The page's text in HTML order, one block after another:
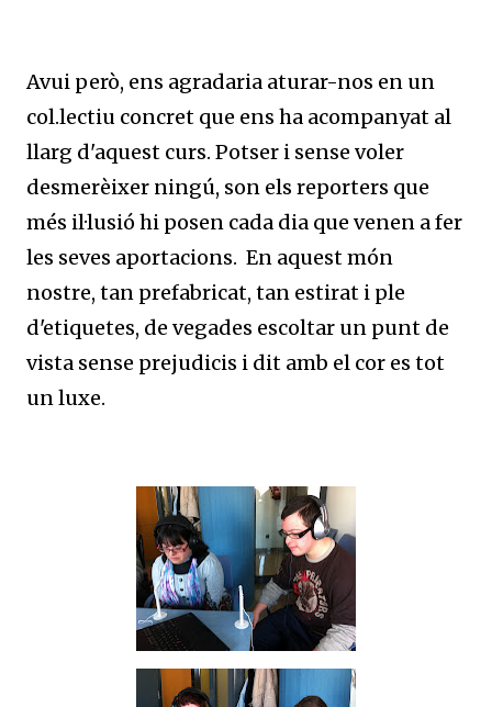
Avui però, ens agradaria aturar-nos en un
col.lectiu concret que ens ha acompanyat al
llarg d'aquest curs. Potser i sense voler
desmerèixer ningú, son els reporters que
més il·lusió hi posen cada dia que venen a fer
les seves aportacions. En aquest món
nostre, tan prefabricat, tan estirat i ple
d'etiquetes, de vegades escoltar un punt de
vista sense prejudicis i dit amb el cor es tot
un luxe.